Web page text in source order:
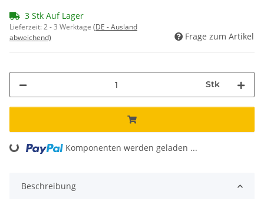
3 Stk Auf Lager
Lieferzeit:2 - 3 Werktage (DE - Ausland
abweichend)
Frage zum Artikel
Stk
Loading... Komponenten werden geladen ...
Beschreibung